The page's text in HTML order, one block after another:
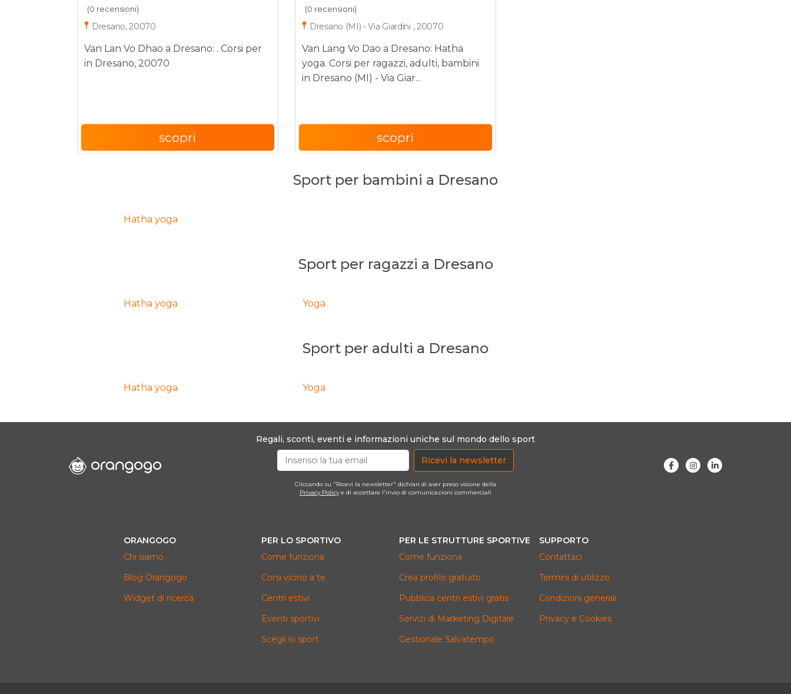
(0 recensioni)
Dresano, 20070
Van Lan Vo Dhao a Dresano: . Corsi per
in Dresano, 20070
scopri
(0 recensioni)
Dresano (MI) - Via Giardini , 20070
Van Lang Vo Dao a Dresano: Hatha
yoga. Corsi per ragazzi, adulti, bambini
in Dresano (MI) - Via Giar...
scopri
Sport per bambini a Dresano
Hatha yoga
Sport per ragazzi a Dresano
Hatha yoga Yoga
Sport per adulti a Dresano
Hatha yoga Yoga
Regali, sconti, eventi e informazioni uniche sul mondo dello sport
Ricevi la newsletter
Cliccando su "Ricevi la newsletter" dichiari di aver preso visione della
Privacy Policye di accettare l'invio di comunicazioni commerciali
ORANGOGO
Chi siamo
Blog Orangogo
Widget di ricerca
PER LO SPORTIVO
Come funziona
Corsi vicino a te
Centri estivi
Eventi sportivi
Scegli lo sport
PER LE STRUTTURE SPORTIVE
Come funziona
Crea profilo gratuito
Pubblica centri estivi gratis
Servizi di Marketing Digitale
Gestionale Salvatempo
SUPPORTO
Contattaci
Termini di utilizzo
Condizioni generali
Privacy e Cookies